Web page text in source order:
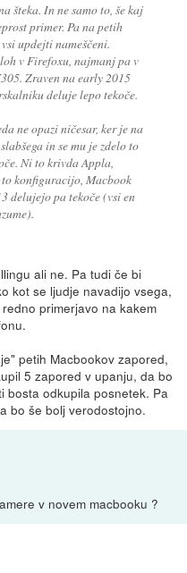
šteka. In ne samo to, še kaj
primer. Pa na petih
updejti nameščeni.
v Firefoxu, najmanj pa v
Zraven na early 2015
deluje lepo tekoče.
ne opazi ničesar, ker je na
in se mu je zdelo to
Ni to krivda Appla,
konfiguracijo, Macbook
delujejo pa tekoče (vsi en
ali ne. Pa tudi če bi
kot se ljudje navadijo vsega,
primerjavo na kakem
petih Macbookov zapored,
5 zapored v upanju, da bo
bosta odkupila posnetek. Pa
bo še bolj verodostojno.
v novem macbooku ?